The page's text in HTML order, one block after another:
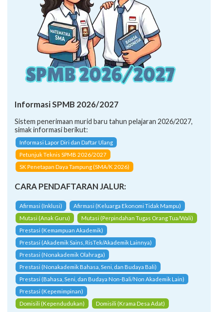
Informasi SPMB 2026/2027
Sistem penerimaan murid baru tahun pelajaran 2026/2027,
simak informasi berikut:
Informasi Lapor Diri dan Daftar Ulang
Petunjuk Teknis SPMB 2026/2027
SK Penetapan Daya Tampung (SMA/K 2026)
CARA PENDAFTARAN JALUR:
Afirmasi (Inklusi)
Afirmasi (Keluarga Ekonomi Tidak Mampu)
Mutasi (Anak Guru)
Mutasi (Perpindahan Tugas Orang Tua/Wali)
Prestasi (Kemampuan Akademik)
Prestasi (Akademik Sains, RisTek/Akademik Lainnya)
Prestasi (Nonakademik Olahraga)
Prestasi (Nonakademik Bahasa, Seni, dan Budaya Bali)
Prestasi (Bahasa, Seni, dan Budaya Non-Bali/Non Akademik Lain)
Prestasi (Kepemimpinan)
Domisili (Kependudukan)
Domisili (Krama Desa Adat)